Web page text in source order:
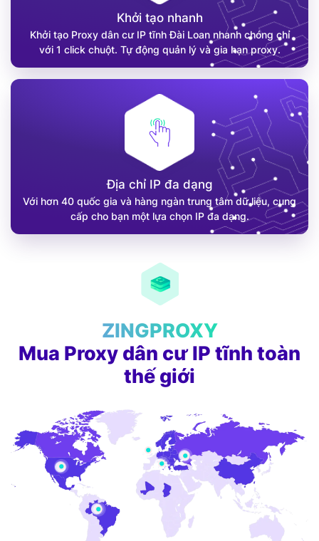
Khởi tạo nhanh
Khởi tạo Proxy dân cư IP tĩnh Đài Loan nhanh chóng chỉ
với 1 click chuột. Tự động quản lý và gia hạn proxy.
Địa chỉ IP đa dạng
Với hơn 40 quốc gia và hàng ngàn trung tâm dữ liệu, cung
cấp cho bạn một lựa chọn IP đa dạng.
ZINGPROXY
Mua Proxy dân cư IP tĩnh toàn
thế giới